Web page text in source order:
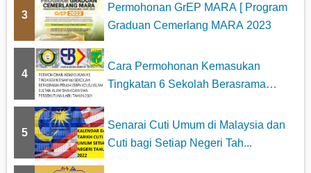
3
Permohonan GrEP MARA [ Program
Graduan Cemerlang MARA 2023
4
Cara Permohonan Kemasukan
Tingkatan 6 Sekolah Berasrama
5
Senarai Cuti Umum di Malaysia dan
Cuti bagi Setiap Negeri Tah...